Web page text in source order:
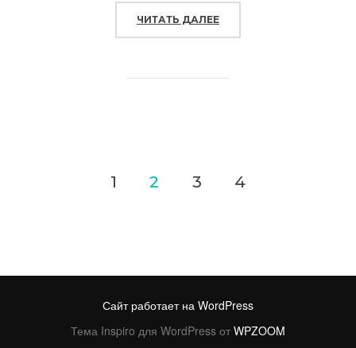
ЧИТАТЬ ДАЛЕЕ
Навигация
1 2 3 4
Сайт работает на WordPress
Тема Inspiro для WordPress от WPZOOM